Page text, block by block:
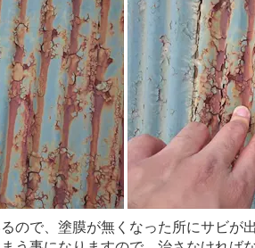
ので、塗膜が無くなった所にサビが